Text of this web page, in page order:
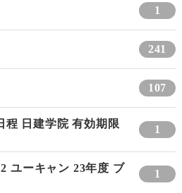
1
241
107
日建学院 有効期限
1
ユーキャン 23年度 ブ
1